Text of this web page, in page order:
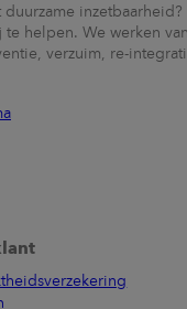
helpen. We werken
verzuim, re-